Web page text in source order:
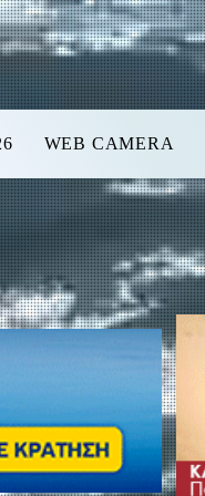
WEB CAMERA